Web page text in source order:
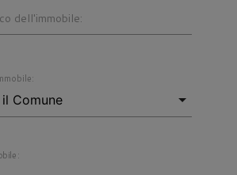
dell'immobile: